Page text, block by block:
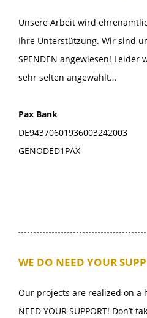
Unsere Arbeit wird
Ihre Unterstützung. Wir sind
SPENDEN angewiesen!
sehr selten angewählt…
Pax Bank
DE94370601936003242003
GENODED1PAX
WE DO NEED YOUR
Our projects are realized on a
NEED YOUR SUPPORT! Don’t